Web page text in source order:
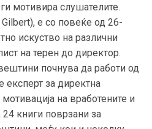
мотивира слушателите.
е со повеќе од 26-
искуство на различни
на терен до директор.
почнува да работи од
експерт за директна
на вработените и
книги поврзани за